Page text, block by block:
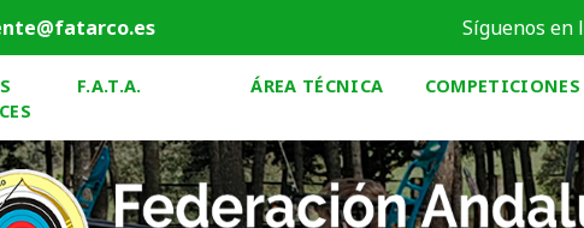
Síguenos en
F.A.T.A. ÁREA TÉCNICA COMPETICIONES